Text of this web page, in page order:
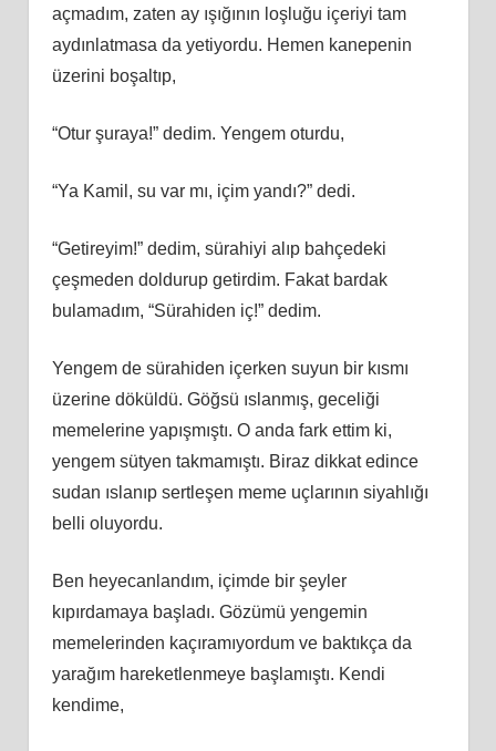
açmadım, zaten ay ışığının loşluğu içeriyi tam
aydınlatmasa da yetiyordu. Hemen kanepenin
üzerini boşaltıp,
“Otur şuraya!” dedim. Yengem oturdu,
“Ya Kamil, su var mı, içim yandı?” dedi.
“Getireyim!” dedim, sürahiyi alıp bahçedeki
çeşmeden doldurup getirdim. Fakat bardak
bulamadım, “Sürahiden iç!” dedim.
Yengem de sürahiden içerken suyun bir kısmı
üzerine döküldü. Göğsü ıslanmış, geceliği
memelerine yapışmıştı. O anda fark ettim ki,
yengem sütyen takmamıştı. Biraz dikkat edince
sudan ıslanıp sertleşen meme uçlarının siyahlığı
belli oluyordu.
Ben heyecanlandım, içimde bir şeyler
kıpırdamaya başladı. Gözümü yengemin
memelerinden kaçıramıyordum ve baktıkça da
yarağım hareketlenmeye başlamıştı. Kendi
kendime,